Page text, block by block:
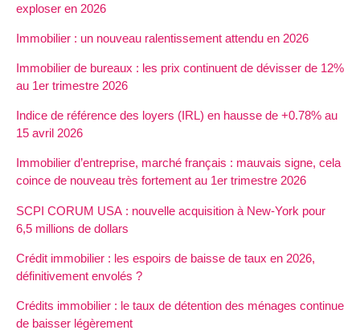
exploser en 2026
Immobilier : un nouveau ralentissement attendu en 2026
Immobilier de bureaux : les prix continuent de dévisser de 12%
au 1er trimestre 2026
Indice de référence des loyers (IRL) en hausse de +0.78% au
15 avril 2026
Immobilier d’entreprise, marché français : mauvais signe, cela
coince de nouveau très fortement au 1er trimestre 2026
SCPI CORUM USA : nouvelle acquisition à New-York pour
6,5 millions de dollars
Crédit immobilier : les espoirs de baisse de taux en 2026,
définitivement envolés ?
Crédits immobilier : le taux de détention des ménages continue
de baisser légèrement